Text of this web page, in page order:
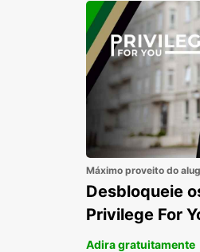
Máximo proveito do
Desbloqueie
Privilege For
Adira gratuitamente